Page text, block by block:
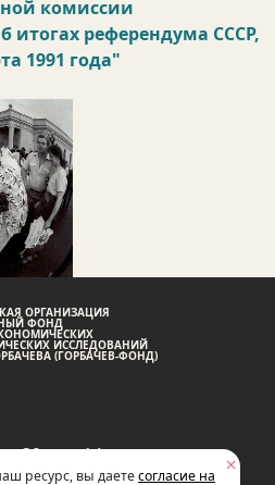
комиссии
итогах референдума СССР,
1991 года"
ОРГАНИЗАЦИЯ
ФОНД
ИССЛЕДОВАНИЙ
(ГОРБАЧЕВ-ФОНД)
39, стр 14
ресурс, вы даетесогласие на